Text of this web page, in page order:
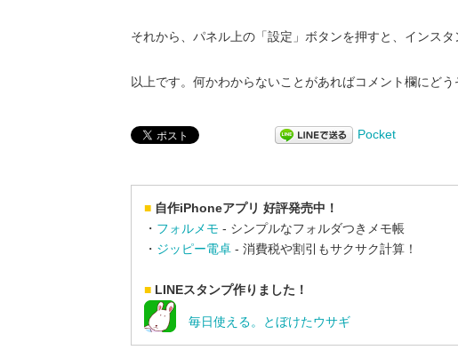
それから、パネル上の「設定」ボタンを押すと、インスタ
以上です。何かわからないことがあればコメント欄にどう
Pocket
■ 自作iPhoneアプリ 好評発売中！
・ フォルメモ - シンプルなフォルダつきメモ帳
・ ジッピー電卓 - 消費税や割引もサクサク計算！
■ LINEスタンプ作りました！
毎日使える。とぼけたウサギ